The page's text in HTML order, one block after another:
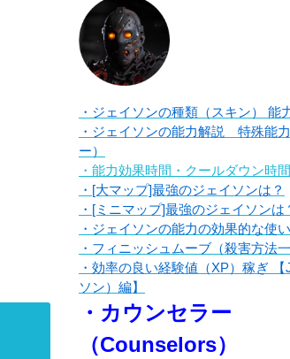
・ジェイソンの種類（スキン） 能
・ジェイソンの能力解説 特殊能
ー）
・能力効果時間・クールダウン時
・[大マップ]最強のジェイソンは？
・[ミニマップ]最強のジェイソンは
・ジェイソンの能力の効果的な使
・フィニッシュムーブ（殺害方法一
・効率の良い経験値（XP）稼ぎ
ソン）編】
・カウンセラー
（Counselors）